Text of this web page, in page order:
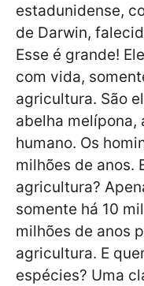
estadunidense,
de Darwin,
Esse é grande!
com vida,
agricultura. São
abelha melípona,
humano. Os
milhões de anos.
agricultura?
somente há 10
milhões de anos
agricultura. E
espécies? Uma